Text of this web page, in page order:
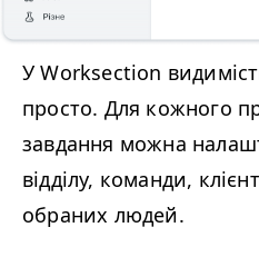
У Worksection
просто. Для кожного
завдання можна
відділу, команди,
обраних людей.